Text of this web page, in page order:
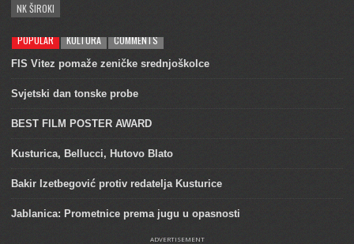
NK ŠIROKI
POPULAR KULTURA COMMENTS
FIS Vitez pomaže zeničke srednjoškolce
Svjetski dan tonske probe
BEST FILM POSTER AWARD
Kusturica, Bellucci, Hutovo Blato
Bakir Izetbegović protiv redatelja Kusturice
Jablanica: Prometnice prema jugu u opasnosti
ADVERTISEMENT